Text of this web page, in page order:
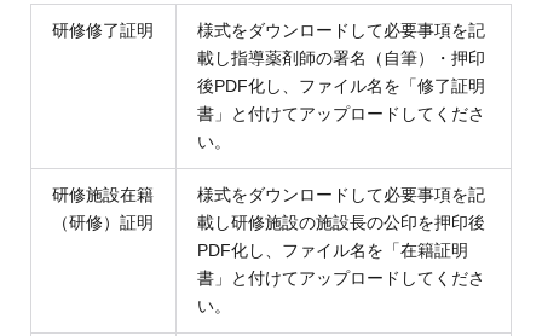
研修修了証明
様式をダウンロードして必要事項を記
載し指導薬剤師の署名（自筆）・押印
後PDF化し、ファイル名を「修了証明
書」と付けてアップロードしてくださ
い。
研修施設在籍
（研修）証明
様式をダウンロードして必要事項を記
載し研修施設の施設長の公印を押印後
PDF化し、ファイル名を「在籍証明
書」と付けてアップロードしてくださ
い。